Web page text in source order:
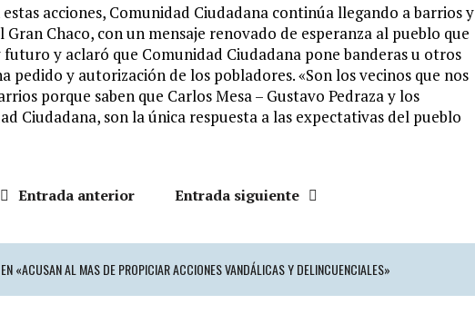
acciones, Comunidad Ciudadana continúa llegando a barrios y
Gran Chaco, con un mensaje renovado de esperanza al pueblo que
y aclaró que Comunidad Ciudadana pone banderas u otros
pedido y autorización de los pobladores. «Son los vecinos que nos
porque saben que Carlos Mesa – Gustavo Pedraza y los
Ciudadana, son la única respuesta a las expectativas del pueblo
Entrada anterior Entrada siguiente
EN «ACUSAN AL MAS DE PROPICIAR ACCIONES VANDÁLICAS Y DELINCUENCIALES»